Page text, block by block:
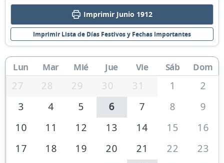
Imprimir Junio 1912
Imprimir Lista de Días Festivos y Fechas Importantes
Lun Mar Mié Jue Vie Sáb Dom
27 28 29 30 31 1
2
3
4 5 6 7 8
9
10
11 12 13 14 15
16
17
18 19 20 21 22
23